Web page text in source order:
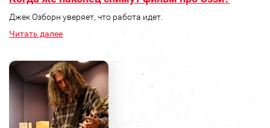
Джек Озборн уверяет, что работа идет.
Читать далее